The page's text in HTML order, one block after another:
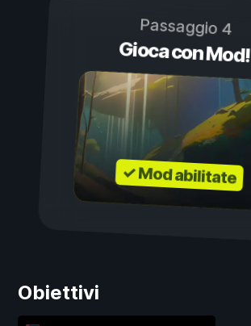
Passaggio 4
Gioca con Mod!
✓ Mod abilitate
Obiettivi